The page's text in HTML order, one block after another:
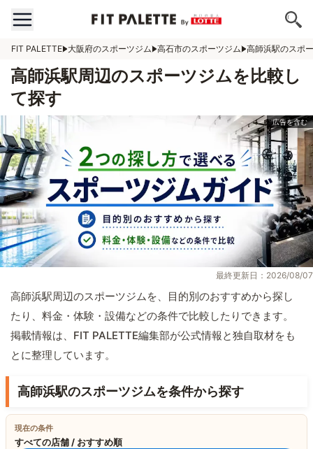
FIT PALETTE 大阪府のスポーツジム 高石市のスポーツジム 高師浜駅のスポ
高師浜駅周辺のスポーツジムを比較し
て探す
最終更新日：2026/08/07
高師浜駅周辺のスポーツジムを、目的別のおすすめから探し
たり、料金・体験・設備などの条件で比較したりできます。
掲載情報は、FIT PALETTE編集部が公式情報と独自取材をも
とに整理しています。
高師浜駅のスポーツジムを条件から探す
現在の条件
すべての店舗 / おすすめ順